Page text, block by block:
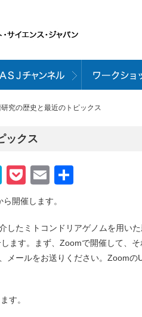
究の歴史と最近のトピックス
ックス
Hatena
Pocket
Email
開催します。
したミトコンドリアゲノムを用いた
ます。まず、Zoomで開催して、そ
メールをお送りください。Zoomの
す。